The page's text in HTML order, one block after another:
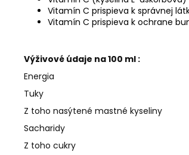
Vitamín C prispieva k správnej
Vitamín C prispieva k ochrane
Výživové údaje na 100 ml :
Energia
Tuky
Z toho nasýtené mastné kyseliny
Sacharidy
Z toho cukry